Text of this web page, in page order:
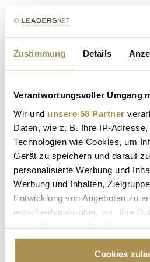
Zustimmung Details
Verantwortungsvoller Umgang
Wir und unsere 58 Partner
Daten, wie z. B. Ihre IP-
Technologien wie Cookies, um
Gerät zu speichern und darauf
personalisierte Werbung und
Werbung und Inhalten,
Entwicklung von Angeboten zu
entscheiden darüber, wer Ihre
Cookie-Erklärung oder durch
Trigger Symbol ändern oder
Cookies
* Pflichtfelder.
LEADERSNET.TV